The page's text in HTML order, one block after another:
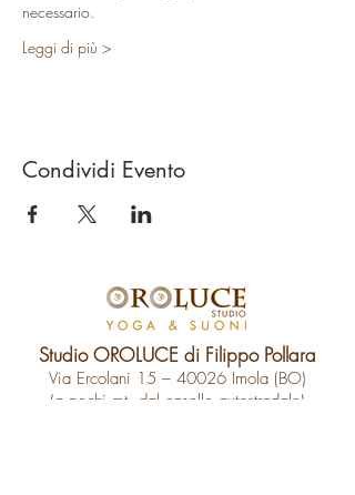
necessario.
Leggi di più >
Condividi Evento
Studio OROLUCE di Filippo Pollara
Via Ercolani 15 – 40026 Imola (BO)
(a pochi mt. dal casello autostradale)